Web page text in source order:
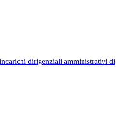
dirigenziali amministrativi di